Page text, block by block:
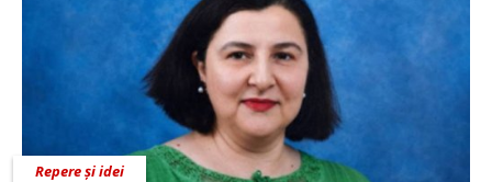
Repere și idei